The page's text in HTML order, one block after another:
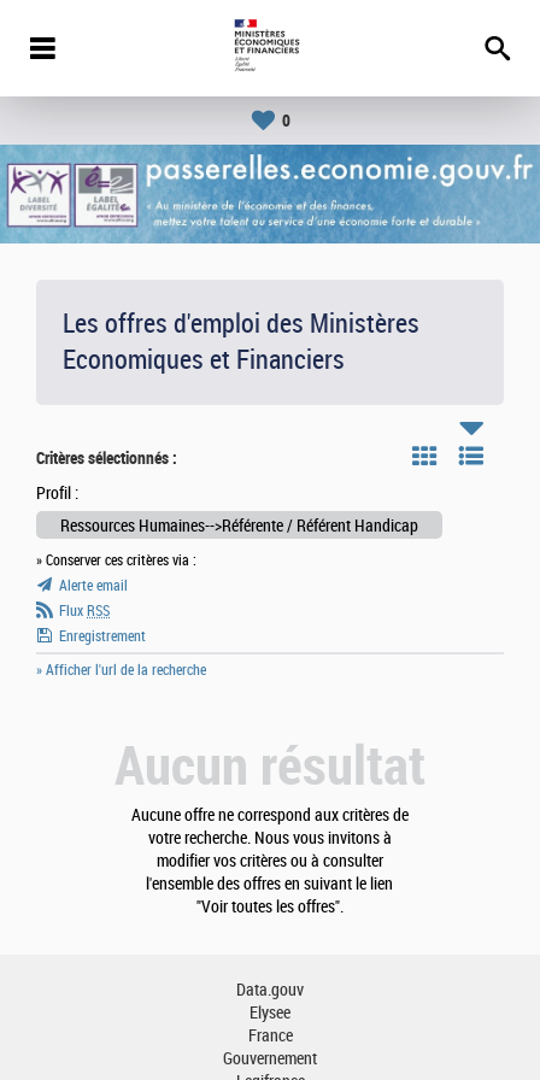
0
Les offres d'emploi des Ministères
Economiques et Financiers
Critères sélectionnés :
Profil :
Ressources Humaines-->Référente / Référent Handicap
» Conserver ces critères via :
Alerte email
Flux RSS
Enregistrement
» Afficher l'url de la recherche
Aucun résultat
Aucune offre ne correspond aux critères de
votre recherche. Nous vous invitons à
modifier vos critères ou à consulter
l'ensemble des offres en suivant le lien
"Voir toutes les offres".
Data.gouv
Elysee
France
Gouvernement